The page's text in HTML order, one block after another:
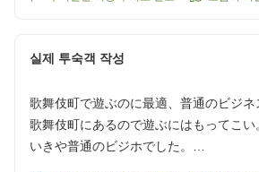
だきます。
またのご来館をスタッフ一同心より
す。
ホテル シェーナ
실제 투숙객 작성
歌舞伎町で遊ぶのに最適、普通のビジネ
歌舞伎町にあるので遊ぶにはもってこ
いきや普通のビジホでした。